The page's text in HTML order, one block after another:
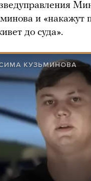
и «накажут
до суда».
КУЗЬМИНОВА